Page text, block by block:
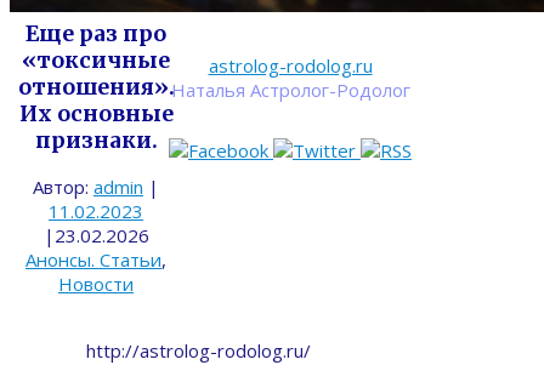
astrolog-rodolog.ru
Наталья Астролог-Родолог
Еще раз про
«токсичные
отношения».
Их основные
признаки.
Автор: admin |
11.02.2023
| 23.02.2026
Анонсы. Статьи,
Новости
http://astrolog-rodolog.ru/